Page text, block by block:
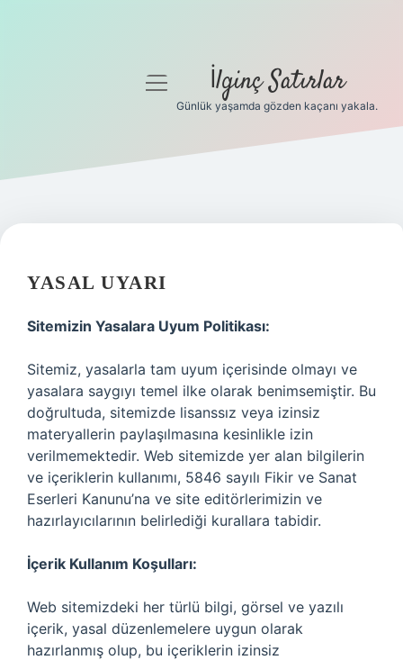
Gizlilik Politikası
Yasal Uyarı
menüyü
İlginç Satırlar
Günlük yaşamda gözden kaçanı yakala.
YASAL UYARI
Sitemizin Yasalara Uyum Politikası:
Sitemiz, yasalarla tam uyum içerisinde olmayı ve
yasalara saygıyı temel ilke olarak benimsemiştir. Bu
doğrultuda, sitemizde lisanssız veya izinsiz
materyallerin paylaşılmasına kesinlikle izin
verilmemektedir. Web sitemizde yer alan bilgilerin
ve içeriklerin kullanımı, 5846 sayılı Fikir ve Sanat
Eserleri Kanunu’na ve site editörlerimizin ve
hazırlayıcılarının belirlediği kurallara tabidir.
İçerik Kullanım Koşulları:
Web sitemizdeki her türlü bilgi, görsel ve yazılı
içerik, yasal düzenlemelere uygun olarak
hazırlanmış olup, bu içeriklerin izinsiz